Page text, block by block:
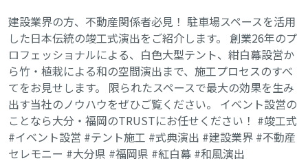
建設業界の方、不動産関係者必見！ 駐車場スペースを活用
した日本伝統の竣工式演出をご紹介します。 創業26年のプ
ロフェッショナルによる、白色大型テント、紺白幕設営か
ら竹・植栽による和の空間演出まで、施工プロセスのすべ
てをお見せします。 限られたスペースで最大の効果を生み
出す当社のノウハウをぜひご覧ください。 イベント設営の
ことなら大分・福岡のTRUSTにお任せください！ #竣工式
#イベント設営 #テント施工 #式典演出 #建設業界 #不動産
セレモニー #大分県 #福岡県 #紅白幕 #和風演出